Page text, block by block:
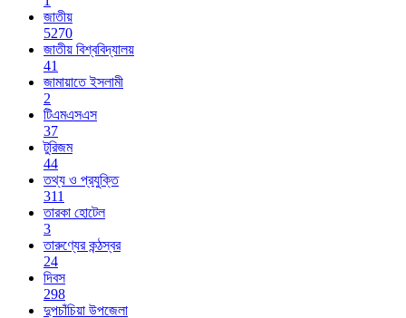
জাতীয়
5270
জাতীয় বিশ্ববিদ্যালয়
41
জামায়াতে ইসলামী
2
টিএমএসএস
37
টুরিজম
44
তথ্য ও প্রযুক্তি
311
তারকা হোটেল
3
তারুণ্যের কন্ঠস্বর
24
দিবস
298
দুপচাঁচিয়া উপজেলা